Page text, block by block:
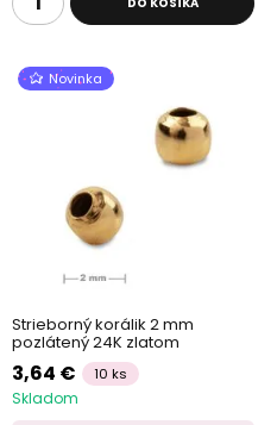
Novinka
Strieborný korálik 2 mm
pozlátený 24K zlatom
3,64 € 10 ks
Skladom